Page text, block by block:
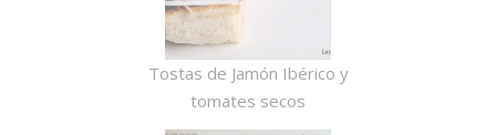
Tostas de Jamón Ibérico y
tomates secos